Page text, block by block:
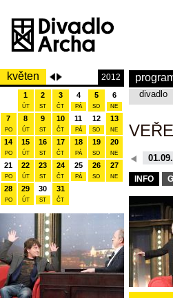
květen 2012
1
ÚT
2
ST
3
ČT
4
PÁ
5
SO
6
NE
7
PO
8
ÚT
9
ST
10
ČT
11
PÁ
12
SO
13
NE
14
PO
15
ÚT
16
ST
17
ČT
18
PÁ
19
SO
20
NE
21
PO
22
ÚT
23
ST
24
ČT
25
PÁ
26
SO
27
NE
28
PO
29
ÚT
30
ST
31
ČT
divadlo
08.12.15 (19:30)
INFO